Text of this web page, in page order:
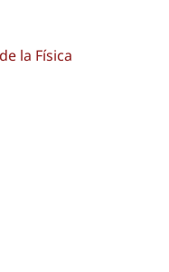
la Física